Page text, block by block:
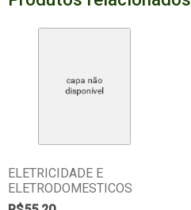
ELETRICIDADE E
ELETRODOMESTICOS